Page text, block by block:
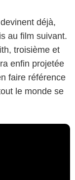
déjà,
au film suivant.
troisième et
enfin projetée
faire référence
le monde se